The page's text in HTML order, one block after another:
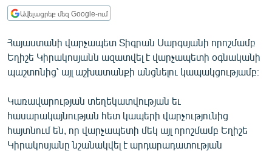
ՀԱՍԱՐԱԿՈՒԹՅՈՒՆ
ՂԱՐԱԲԱՂ
ՊԱՏԵՐԱԶՄԻ 6 ՇԱԲԱԹՆԵՐԸ
ՏԱՐԱԾԱՇՐՋԱՆ
ՄԻՋԱԶԳԱՅԻՆ
ՄՇԱԿՈՒՅԹ
Ավելացրեք մեզ Google-ում
Հայաստանի վարչապետ Տիգրան Սարգսյանի որոշմամբ
Եղիշե Կիրակոսյանն ազատվել է վարչապետի օգնականի
պաշտոնից՝ այլ աշխատանքի անցնելու կապակցությամբ։
Կառավարության տեղեկատվության եւ
հասարակայնության հետ կապերի վարչությունից
հայտնում են, որ վարչապետի մեկ այլ որոշմամբ Եղիշե
Կիրակոսյանը նշանակվել է արդարադատության